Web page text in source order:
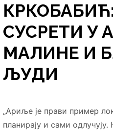
СУСРЕТИ У
МАЛИНЕ И
ЉУДИ
„Ариље је прави пример
планирају и сами